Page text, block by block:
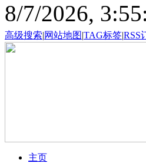
8/7/2026,
高级搜索|网站地图|TAG标签|RSS
主页